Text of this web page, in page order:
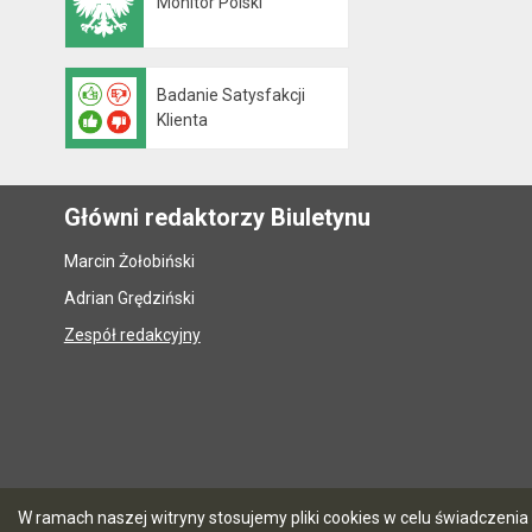
W ramach naszej witryny stosujemy pliki cookies w celu
Badanie Satysfakcji
Klienta
Główni redaktorzy Biuletynu
Marcin Żołobiński
Adrian Grędziński
Zespół redakcyjny